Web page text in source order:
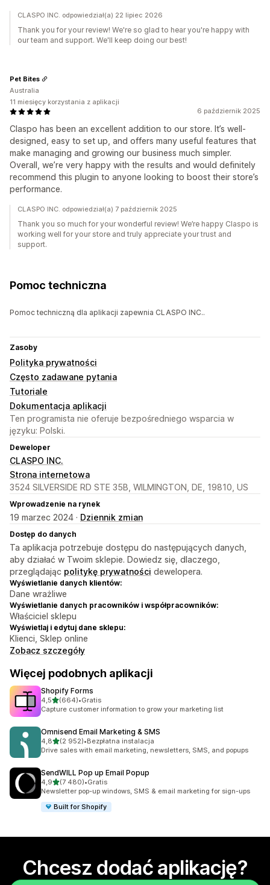
CLASPO INC. odpowiedział(a) 22 lipiec 2026
Thank you for your review! We're so glad to hear you're happy with
our team and support. We'll keep doing our best!
6 październik 2025
Claspo has been an excellent addition to our store. It’s well-
designed, easy to set up, and offers many useful features that
make managing and growing our business much simpler.
Overall, we’re very happy with the results and would definitely
recommend this plugin to anyone looking to boost their store’s
performance.
Pet Bites
Australia
11 miesięcy korzystania z aplikacji
CLASPO INC. odpowiedział(a) 7 październik 2025
Thank you so much for your wonderful review! We’re happy Claspo is
working well for your store and truly appreciate your trust and
support.
Pomoc techniczna
Pomoc techniczną dla aplikacji zapewnia CLASPO INC..
Zasoby
Polityka prywatności
Często zadawane pytania
Tutoriale
Dokumentacja aplikacji
Ten programista nie oferuje bezpośredniego wsparcia w
języku: Polski.
Deweloper
CLASPO INC.
Strona internetowa
3524 SILVERSIDE RD STE 35B, WILMINGTON, DE, 19810, US
Wprowadzenie na rynek
19 marzec 2024 · Dziennik zmian
Dostęp do danych
Ta aplikacja potrzebuje dostępu do następujących danych,
aby działać w Twoim sklepie. Dowiedz się, dlaczego,
przeglądając politykę prywatności dewelopera.
Wyświetlanie danych klientów:
Dane wrażliwe
Wyświetlanie danych pracowników i współpracowników:
Właściciel sklepu
Wyświetlaj i edytuj dane sklepu:
Klienci, Sklep online
Zobacz szczegóły
Więcej podobnych aplikacji
Shopify Forms
4,5na 5 gwiazdek
(664)
Łączna liczba recenzji: 664
•Gratis
Capture customer information to grow your marketing list
Omnisend Email Marketing & SMS
4,8na 5 gwiazdek
(2 952)
Łączna liczba recenzji: 2952
•Bezpłatna instalacja
Drive sales with email marketing, newsletters, SMS, and popups
SendWILL Pop up Email Popup
4,9na 5 gwiazdek
(7 480)
Łączna liczba recenzji: 7480
•Gratis
Newsletter pop-up windows, SMS & email marketing for sign-ups
Built for Shopify
Chcesz dodać aplikację?